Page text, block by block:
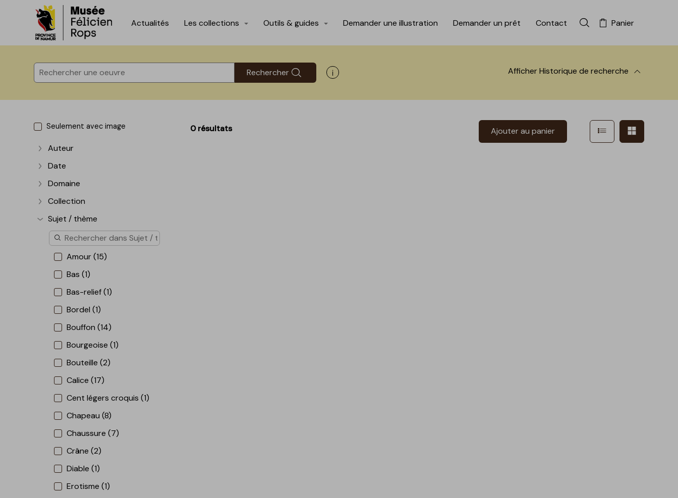
Accèder directement au contenu
Accèder directement au contenu
Actualités Les collections Outils & guides Demander une illustration Demander un prêt Contact Rechercher dans la
Panier
Rechercher Afficher les informations d'aide à la recherche AfficherHistorique de recherche
Seulement avec image
Afficher plus
Auteur
Afficher plus
Date
Afficher plus
Domaine
Afficher plus
Collection
Afficher plus
Sujet / thème
Amour (15)
Bas (1)
Bas-relief (1)
Bordel (1)
Bouffon (14)
Bourgeoise (1)
Bouteille (2)
Calice (17)
Cent légers croquis (1)
Chapeau (8)
Chaussure (7)
Crâne (2)
Diable (1)
Erotisme (1)
0 résultats Ajouter au panier Afficher en mode